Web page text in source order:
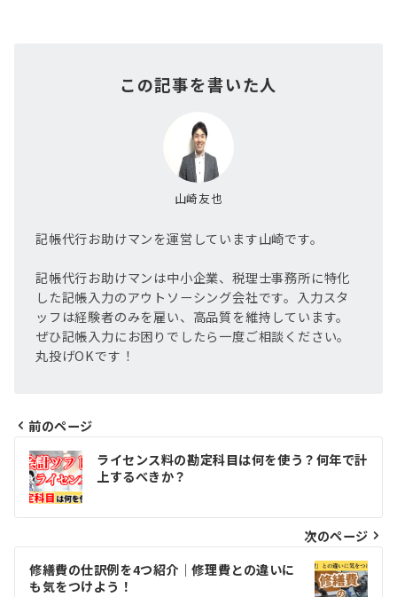
この記事を書いた人
山崎友也
記帳代行お助けマンを運営しています山崎です。
記帳代行お助けマンは中小企業、税理士事務所に特化
した記帳入力のアウトソーシング会社です。入力スタ
ッフは経験者のみを雇い、高品質を維持しています。
ぜひ記帳入力にお困りでしたら一度ご相談ください。
丸投げOKです！
投
稿
ナ
ビ
ゲ
前のページ
ライセンス料の勘定科目は何を使う？何年で計
上するべきか？
次のページ
修繕費の仕訳例を4つ紹介｜修理費との違いに
も気をつけよう！